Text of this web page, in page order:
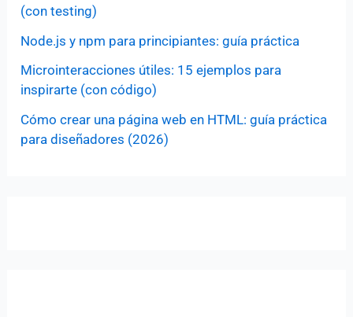
(con testing)
Node.js y npm para principiantes: guía práctica
Microinteracciones útiles: 15 ejemplos para
inspirarte (con código)
Cómo crear una página web en HTML: guía práctica
para diseñadores (2026)